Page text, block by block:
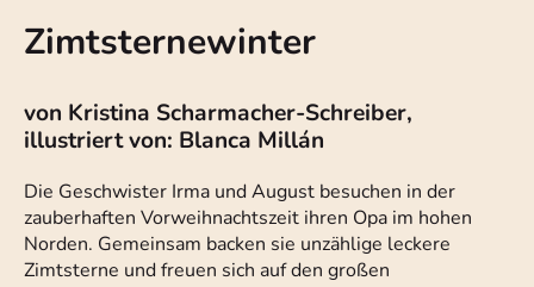
Zimtsternewinter
von Kristina Scharmacher-Schreiber,
illustriert von: Blanca Millán
Die Geschwister Irma und August besuchen in der
zauberhaften Vorweihnachtszeit ihren Opa im hohen
Norden. Gemeinsam backen sie unzählige leckere
Zimtsterne und freuen sich auf den großen